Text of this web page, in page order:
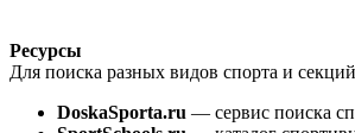
Ресурсы
Для поиска разных видов спорта и
DoskaSporta.ru — сервис поиска